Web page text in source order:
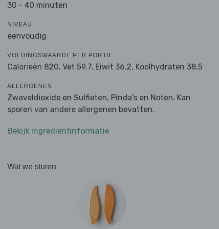
30 - 40 minuten
NIVEAU
eenvoudig
VOEDINGSWAARDE PER PORTIE
Calorieën 820, Vet 59.7, Eiwit 36.2, Koolhydraten 38.5
ALLERGENEN
Zwaveldioxide en Sulfieten, Pinda's en Noten. Kan
sporen van andere allergenen bevatten.
Bekijk ingrediëntinformatie
Wat we sturen